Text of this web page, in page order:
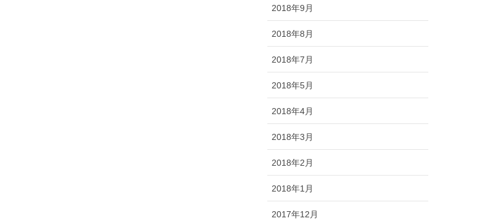
2018年9月
2018年8月
2018年7月
2018年5月
2018年4月
2018年3月
2018年2月
2018年1月
2017年12月